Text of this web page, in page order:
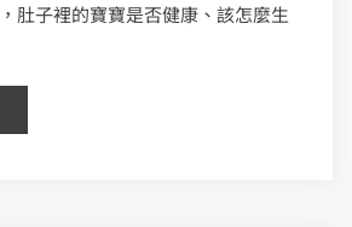
肚子裡的寶寶是否健康、該怎麼生